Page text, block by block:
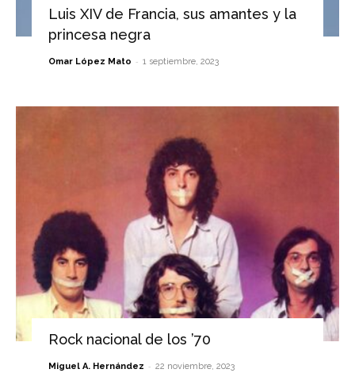
Luis XIV de Francia, sus amantes y la
princesa negra
Omar López Mato - 1 septiembre, 2023
Rock nacional de los ’70
Miguel A. Hernández - 22 noviembre, 2023